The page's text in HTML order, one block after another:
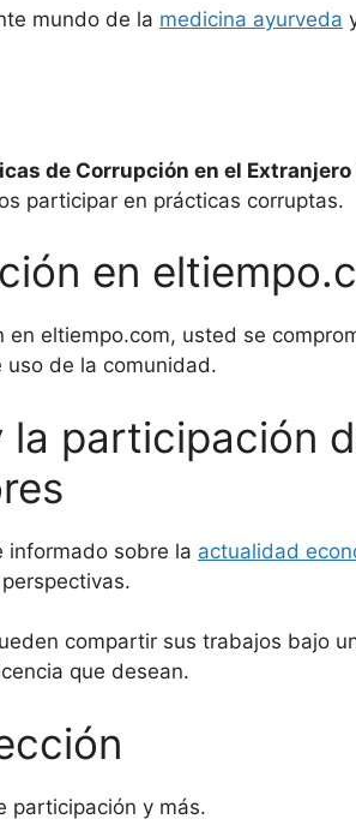
mundo de la medicina ayurveda
de Corrupción en el Extranjero
participar en prácticas corruptas.
en
eltiempo.com, usted se
uso de la comunidad.
la participación
informado sobre la actualidad
compartir sus trabajos bajo
que desean.
participación y más.